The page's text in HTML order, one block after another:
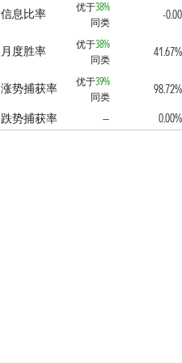
信息比率 优于38%
同类
-0.00
月度胜率 优于38%
同类
41.67%
涨势捕获率 优于39%
同类
98.72%
跌势捕获率
— 0.00%